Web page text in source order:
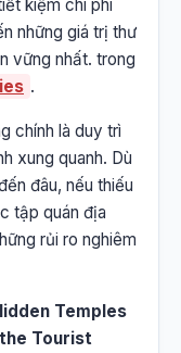
kiệm chi phí
những giá trị thư
vững nhất. trong
.
chính là duy trì
xung quanh. Dù
đâu, nếu thiếu
tập quán địa
rủi ro nghiêm
Temples
Tourist